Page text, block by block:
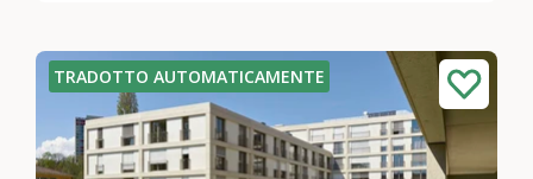
TRADOTTO AUTOMATICAMENTE